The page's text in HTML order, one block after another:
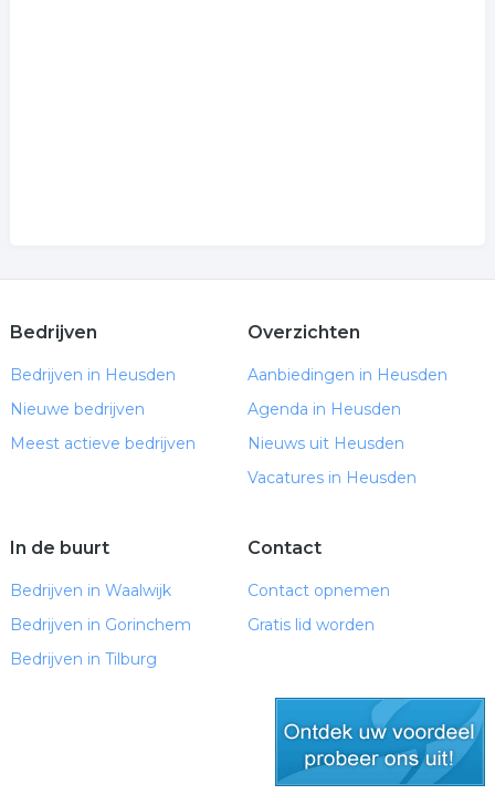
Bedrijven
Bedrijven in Heusden
Nieuwe bedrijven
Meest actieve bedrijven
Overzichten
Aanbiedingen in Heusden
Agenda in Heusden
Nieuws uit Heusden
Vacatures in Heusden
In de buurt
Bedrijven in Waalwijk
Bedrijven in Gorinchem
Bedrijven in Tilburg
Contact
Contact opnemen
Gratis lid worden